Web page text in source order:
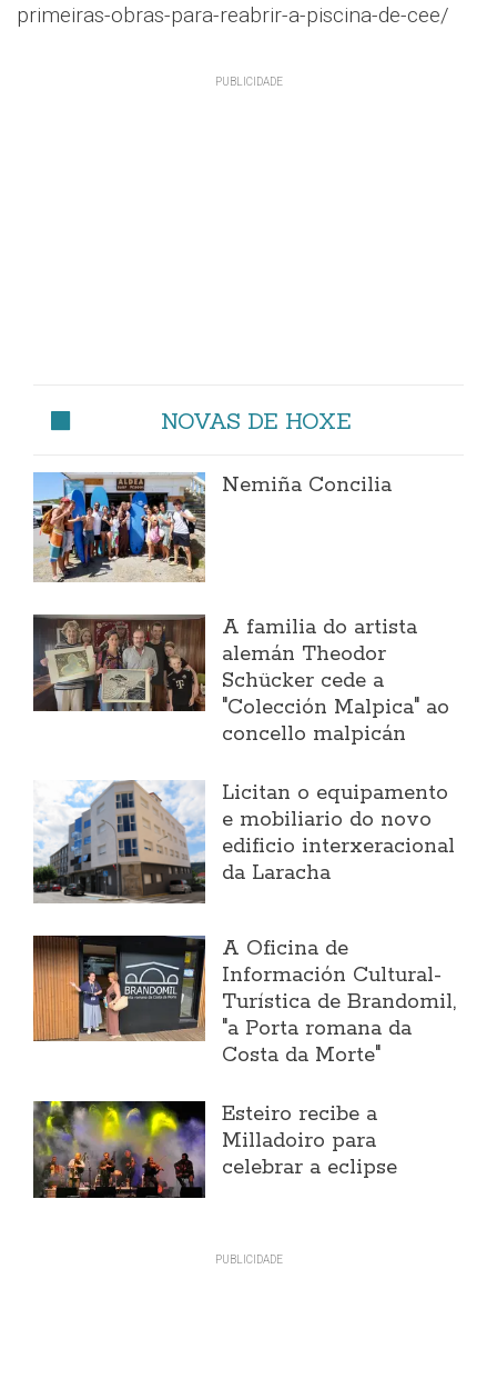
primeiras-obras-para-reabrir-a-piscina-de-cee/
NOVAS DE HOXE
Nemiña Concilia
A familia do artista
alemán Theodor
Schücker cede a
"Colección Malpica" ao
concello malpicán
Licitan o equipamento
e mobiliario do novo
edificio interxeracional
da Laracha
A Oficina de
Información Cultural-
Turística de Brandomil,
"a Porta romana da
Costa da Morte"
Esteiro recibe a
Milladoiro para
celebrar a eclipse